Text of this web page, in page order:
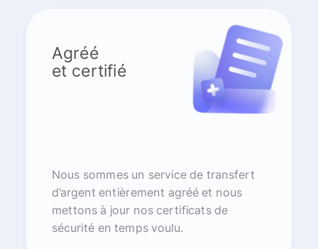
Agréé
et certifié
Nous sommes un service de transfert
d’argent entièrement agréé et nous
mettons à jour nos certificats de
sécurité en temps voulu.